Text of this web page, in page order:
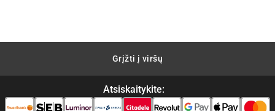
Grįžti į viršų
Atsiskaitykite: